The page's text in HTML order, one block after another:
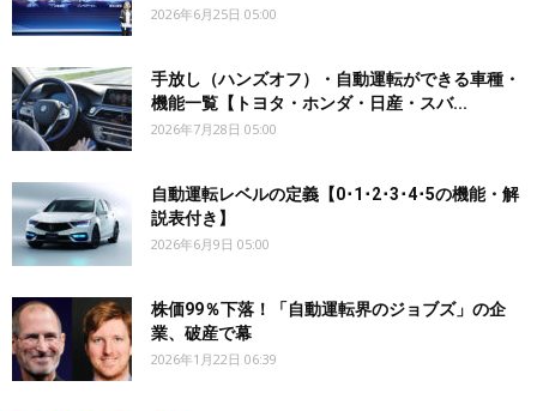
2026年6月25日 05:00
手放し（ハンズオフ）・自動運転ができる車種・
機能一覧【トヨタ・ホンダ・日産・スバ...
2026年7月28日 05:00
自動運転レベルの定義【0･1･2･3･4･5の機能・解
説表付き】
2026年6月9日 05:00
株価99％下落！「自動運転界のジョブズ」の企
業、破産で幕
2026年1月22日 06:39